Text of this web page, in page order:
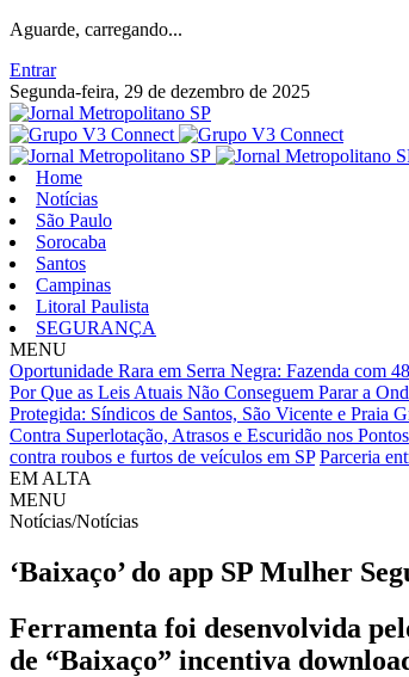
Aguarde, carregando...
Entrar
Segunda-feira, 29 de dezembro de 2025
Home
Notícias
São Paulo
Sorocaba
Santos
Campinas
Litoral Paulista
SEGURANÇA
MENU
Oportunidade Rara em Serra Negra: Fazenda com
Por Que as Leis Atuais Não Conseguem Parar a
Protegida: Síndicos de Santos, São Vicente e Praia
Contra Superlotação, Atrasos e Escuridão nos Pontos
contra roubos e furtos de veículos em SP Parceria
EM ALTA
MENU
Notícias/Notícias
‘Baixaço’ do app SP Mulher
Ferramenta foi desenvolvida
de “Baixaço” incentiva